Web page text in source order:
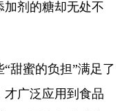
加剂的糖却无处不
蜜的负担”满足了
才广泛应用到食品